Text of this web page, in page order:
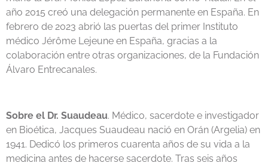
año 2015 creó una delegación permanente en España. En
febrero de 2023 abrió las puertas del primer Instituto
médico Jérôme Lejeune en España, gracias a la
colaboración entre otras organizaciones, de la Fundación
Álvaro Entrecanales.
Sobre el Dr. Suaudeau. Médico, sacerdote e investigador
en Bioética, Jacques Suaudeau nació en Orán (Argelia) en
1941. Dedicó los primeros cuarenta años de su vida a la
medicina antes de hacerse sacerdote. Tras seis años